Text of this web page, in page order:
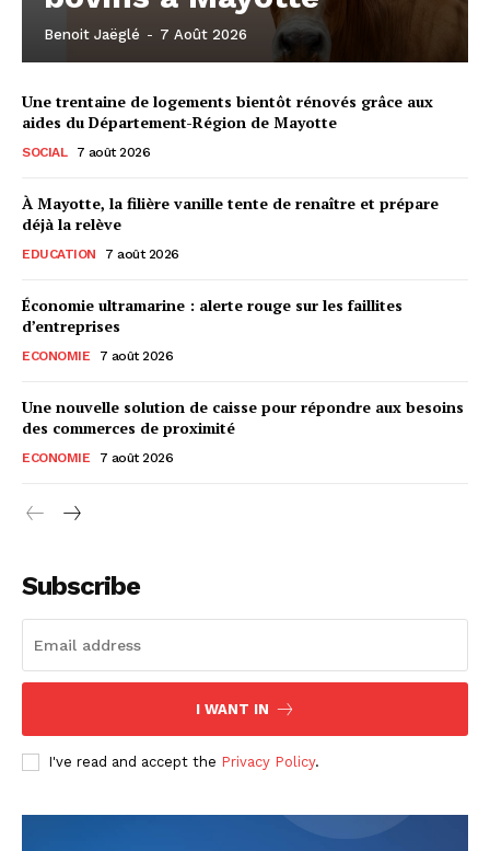
Benoit Jaëglé - 7 Août 2026
Une trentaine de logements bientôt rénovés grâce aux
aides du Département-Région de Mayotte
SOCIAL 7 août 2026
À Mayotte, la filière vanille tente de renaître et prépare
déjà la relève
EDUCATION 7 août 2026
Économie ultramarine : alerte rouge sur les faillites
d’entreprises
ECONOMIE 7 août 2026
Une nouvelle solution de caisse pour répondre aux besoins
des commerces de proximité
ECONOMIE 7 août 2026
Subscribe
I WANT IN
I've read and accept the Privacy Policy.